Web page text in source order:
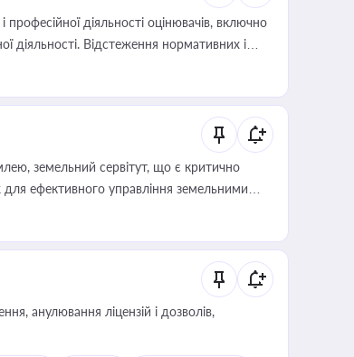
діяльності оцінювачів, включно
діяльності. Відстеження нормативних і
під час оподаткування,
оціночної діяльності
земельний сервітут, що є критично
ефективного управління земельними
анулювання ліцензій і дозволів,